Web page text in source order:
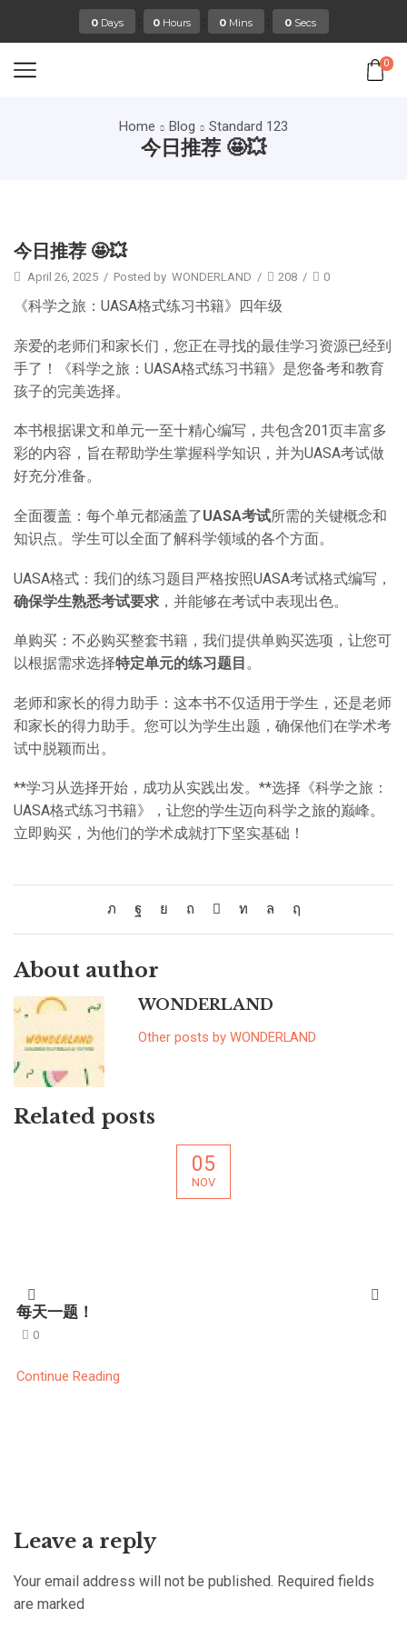
0 Days : 0 Hours : 0 Mins : 0 Secs
0
Home Blog Standard 123
今日推荐 🤩💥
Standard 123
今日推荐 🤩💥
April 26, 2025 / Posted by WONDERLAND / 208 / 0
《科学之旅：UASA格式练习书籍》四年级
亲爱的老师们和家长们，您正在寻找的最佳学习资源已经到
手了！《科学之旅：UASA格式练习书籍》是您备考和教育
孩子的完美选择。
本书根据课文和单元一至十精心编写，共包含201页丰富多
彩的内容，旨在帮助学生掌握科学知识，并为UASA考试做
好充分准备。
全面覆盖：每个单元都涵盖了UASA考试所需的关键概念和
知识点。学生可以全面了解科学领域的各个方面。
UASA格式：我们的练习题目严格按照UASA考试格式编写，
确保学生熟悉考试要求 ，并能够在考试中表现出色。
单购买：不必购买整套书籍，我们提供单购买选项，让您可
以根据需求选择特定单元的练习题目 。
老师和家长的得力助手：这本书不仅适用于学生，还是老师
和家长的得力助手。您可以为学生出题，确保他们在学术考
试中脱颖而出。
**学习从选择开始，成功从实践出发。**选择《科学之旅：
UASA格式练习书籍》，让您的学生迈向科学之旅的巅峰。
立即购买，为他们的学术成就打下坚实基础！
About author
WONDERLAND
Other posts by WONDERLAND
Related posts
05
NOV
每天一题！
0
Continue Reading
Leave a reply
Your email address will not be published. Required fields
are marked